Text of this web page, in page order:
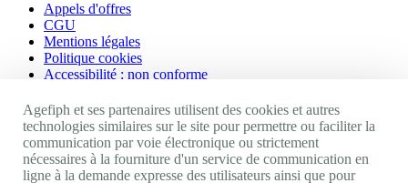
Appels d'offres
CGU
Mentions légales
Politique cookies
Accessibilité : non conforme
Nos autres sites
Site portail Agefiph
Activateur de progrès
Agefiph et ses partenaires utilisent des cookies et autres
technologies similaires sur le site pour permettre ou faciliter la
communication par voie électronique ou strictement
nécessaires à la fourniture d'un service de communication en
ligne à la demande expresse des utilisateurs ainsi que pour